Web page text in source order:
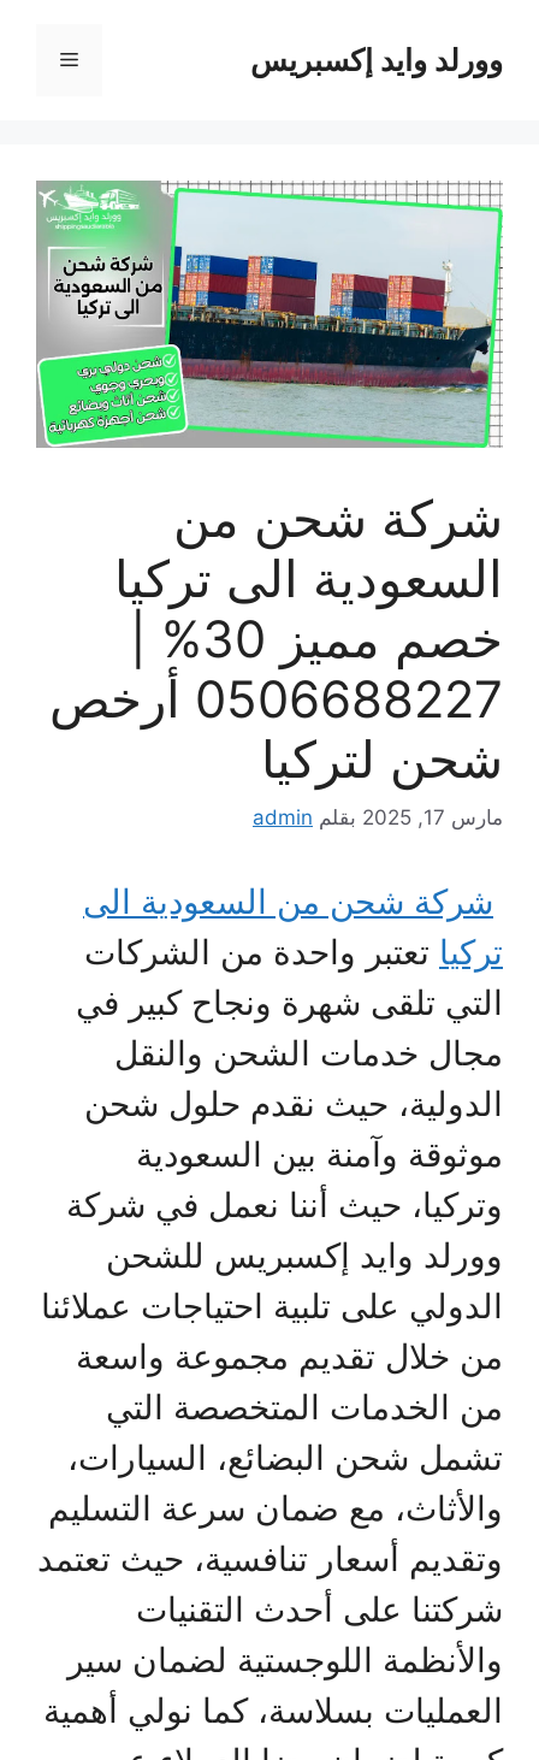
المحتوىوورلد وايد إكسبريس القائمة
شركة شحن من
السعودية الى تركيا
خصم مميز 30% |
0506688227 أرخص
شحن لتركيا
مارس 17, 2025 بقلم admin
شركة شحن من السعودية الى
تركيا تعتبر واحدة من الشركات
التي تلقى شهرة ونجاح كبير في
مجال خدمات الشحن والنقل
الدولية، حيث نقدم حلول شحن
موثوقة وآمنة بين السعودية
وتركيا، حيث أننا نعمل في شركة
وورلد وايد إكسبريس للشحن
الدولي على تلبية احتياجات عملائنا
من خلال تقديم مجموعة واسعة
من الخدمات المتخصصة التي
تشمل شحن البضائع، السيارات،
والأثاث، مع ضمان سرعة التسليم
وتقديم أسعار تنافسية، حيث تعتمد
شركتنا على أحدث التقنيات
والأنظمة اللوجستية لضمان سير
العمليات بسلاسة، كما نولي أهمية